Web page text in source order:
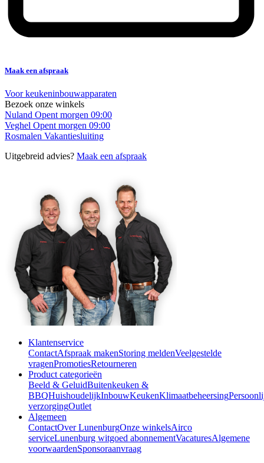
Maak een afspraak
Voor keukeninbouwapparaten
Bezoek onze winkels
Nuland Opent morgen 09:00
Veghel Opent morgen 09:00
Rosmalen Vakantiesluiting
Uitgebreid advies? Maak een afspraak
Klantenservice
ContactAfspraak makenStoring meldenVeelgestelde
vragenPromotiesRetourneren
Product categorieën
Beeld & GeluidBuitenkeuken &
BBQHuishoudelijkInbouwKeukenKlimaatbeheersing
verzorgingOutlet
Algemeen
ContactOver LunenburgOnze winkelsAirco
serviceLunenburg witgoed abonnementVacaturesAlgemene
voorwaardenSponsoraanvraag